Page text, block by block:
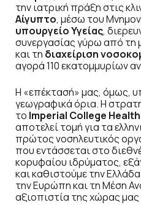
την ιατρική πράξη στις
Αίγυπτο, μέσω του
υπουργείο Υγείας,
συνεργασίας γύρω από τη
και τη διαχείριση
αγορά 110 εκατομμυρίων
Η «επέκτασή» μας, όμως,
γεωγραφικά όρια. Η
το Imperial College
αποτελεί τομή για τα
πρώτος νοσηλευτικός
που εντάσσεται στο
κορυφαίου ιδρύματος,
και καθιστούμε την
την Ευρώπη και τη Μέση
αξιοπιστία της χώρας